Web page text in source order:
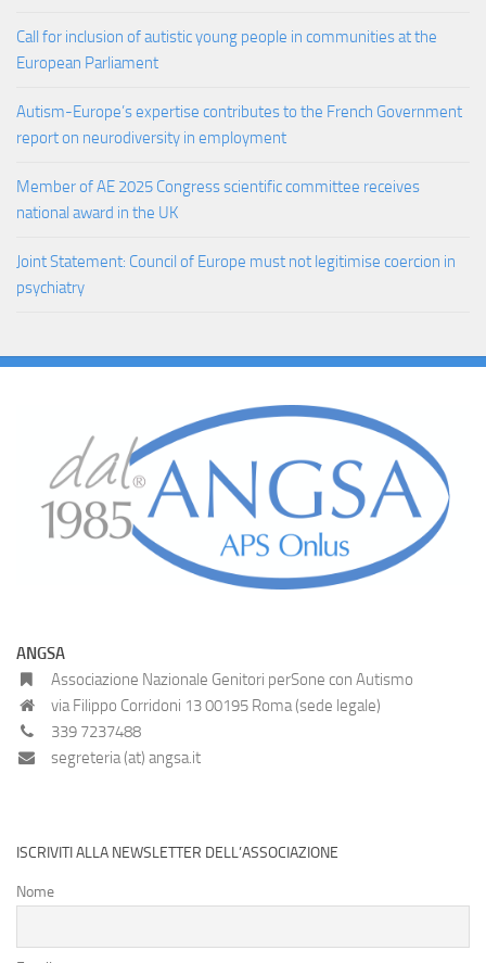
Call for inclusion of autistic young people in communities at the
European Parliament
Autism-Europe’s expertise contributes to the French Government
report on neurodiversity in employment
Member of AE 2025 Congress scientific committee receives
national award in the UK
Joint Statement: Council of Europe must not legitimise coercion in
psychiatry
ANGSA
Associazione Nazionale Genitori perSone con Autismo
via Filippo Corridoni 13 00195 Roma (sede legale)
339 7237488
segreteria (at) angsa.it
ISCRIVITI ALLA NEWSLETTER DELL’ASSOCIAZIONE
Nome